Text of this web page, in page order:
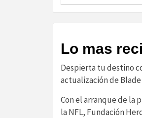
Lo mas
Despierta tu destino
actualización de Blade
Con el arranque de la
la NFL, Fundación